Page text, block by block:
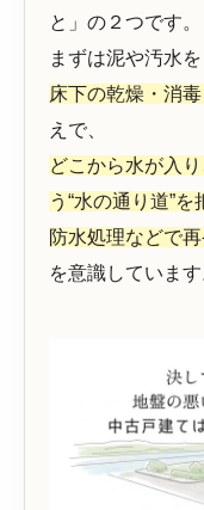
と」の２つです。
まずは泥や汚水
床下の乾燥・消
えで、
どこから水が入
う“水の通り道”
防水処理などで
を意識しています